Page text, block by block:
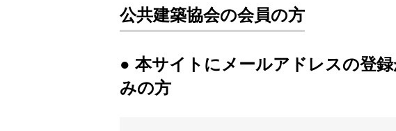
公共建築協会の会員の方
● 本サイトにメールアドレスの登
みの方